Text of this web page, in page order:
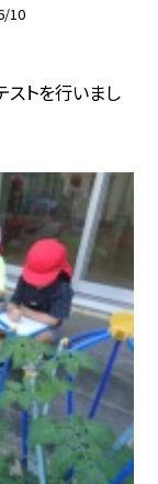
10
トを行いまし